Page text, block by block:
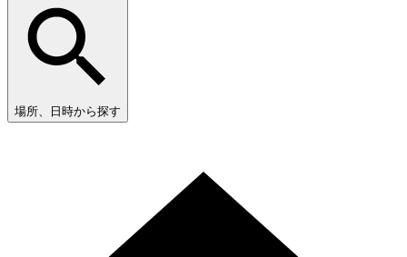
場所、日時から探す